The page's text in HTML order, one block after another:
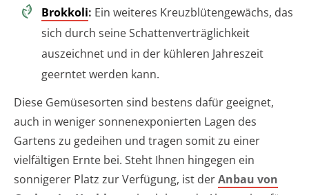
Brokkoli: Ein weiteres Kreuzblütengewächs, das
sich durch seine Schattenverträglichkeit
auszeichnet und in der kühleren Jahreszeit
geerntet werden kann.
Diese Gemüsesorten sind bestens dafür geeignet,
auch in weniger sonnenexponierten Lagen des
Gartens zu gedeihen und tragen somit zu einer
vielfältigen Ernte bei. Steht Ihnen hingegen ein
sonnigerer Platz zur Verfügung, ist derAnbau von